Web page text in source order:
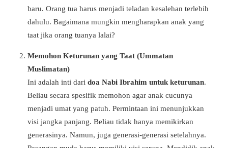
baru. Orang tua harus menjadi teladan kesalehan terlebih
dahulu. Bagaimana mungkin mengharapkan anak yang
taat jika orang tuanya lalai?
Memohon Keturunan yang Taat (Ummatan
Muslimatan)
Ini adalah inti dari doa Nabi Ibrahim untuk keturunan.
Beliau secara spesifik memohon agar anak cucunya
menjadi umat yang patuh. Permintaan ini menunjukkan
visi jangka panjang. Beliau tidak hanya memikirkan
generasinya. Namun, juga generasi-generasi setelahnya.